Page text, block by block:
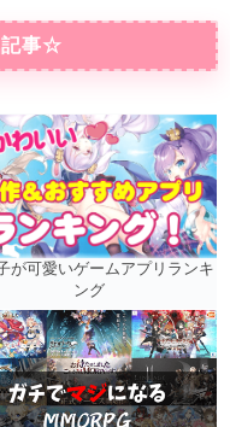
記事☆
が可愛いゲームアプリランキ
ング